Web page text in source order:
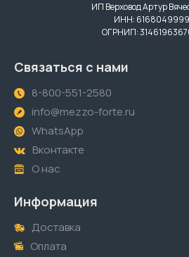
ИП Верховод Артур
ИНН:
ОГРНИП:
Связаться с нами
8-800-551-2580
info@mezzo-forte.ru
WhatsApp
Вконтакте
О нас
Информация
Доставка
Оплата